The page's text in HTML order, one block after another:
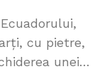
cu pietre,
unei